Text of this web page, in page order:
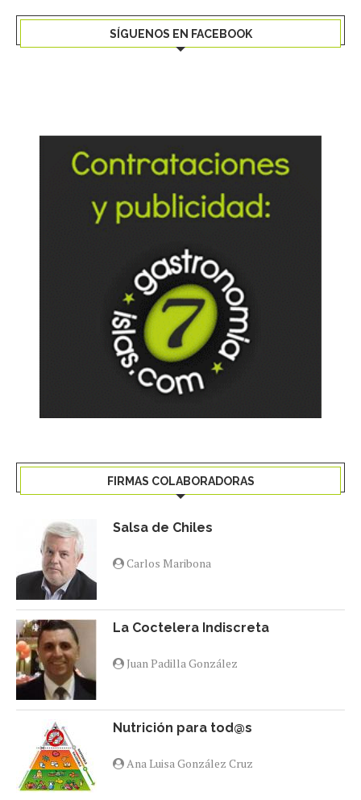
SÍGUENOS EN FACEBOOK
FIRMAS COLABORADORAS
Salsa de Chiles
Carlos Maribona
La Coctelera Indiscreta
Juan Padilla González
Nutrición para tod@s
Ana Luisa González Cruz